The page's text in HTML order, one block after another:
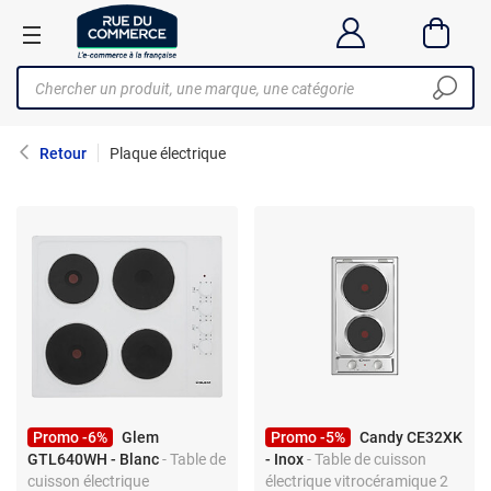
Retour Plaque électrique
Promo -6%
Glem
GTL640WH - Blanc- Table de
cuisson électrique
Promo -5%
Candy CE32XK
- Inox - Table de cuisson
électrique vitrocéramique 2